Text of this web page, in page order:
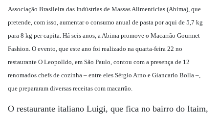
Associação Brasileira das Indústrias de Massas Alimentícias (Abima), que
pretende, com isso, aumentar o consumo anual de pasta por aqui de 5,7 kg
para 8 kg per capita. Há seis anos, a Abima promove o Macarrão Gourmet
Fashion. O evento, que este ano foi realizado na quarta-feira 22 no
restaurante O Leopolldo, em São Paulo, contou com a presença de 12
renomados chefs de cozinha – entre eles Sérgio Arno e Giancarlo Bolla –,
que prepararam diversas receitas com macarrão.
O restaurante italiano Luigi, que fica no bairro do Itaim,